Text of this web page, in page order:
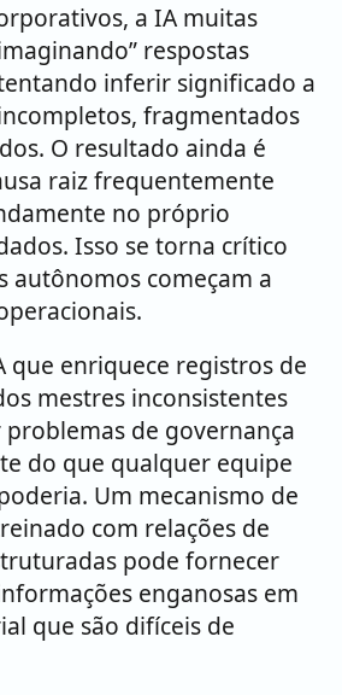
a IA muitas
respostas
inferir significado a
fragmentados
O resultado ainda é
raiz frequentemente
no próprio
Isso se torna crítico
autônomos começam a
que enriquece registros de
mestres inconsistentes
de governança
do que qualquer equipe
Um mecanismo de
com relações de
pode fornecer
enganosas em
que são difíceis de